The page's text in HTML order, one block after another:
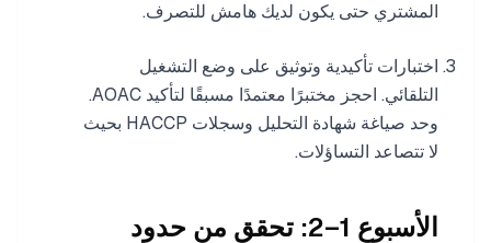
المشتري حتى يكون لديك هامش للتصرف.
اختبارات تأكيدية وتوثيق على وضع التشغيل
التلقائي. احجز مختبرًا معتمدًا مسبقًا لتأكيد AOAC.
وحد صياغة شهادة التحليل وسجلات HACCP بحيث
لا تتصاعد التساؤلات.
الأسبوع 1–2: تحقق من حدود